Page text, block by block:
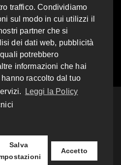
FM
Cookie Policy
traffico. Condividiamo
sul modo in cui utilizzi il
partner che si
dei dati web, pubblicità
potrebbero
informazioni che hai
raccolto dal tuo
Leggi la Policy
Salva
Accetto